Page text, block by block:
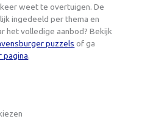
weet te overtuigen. De
ingedeeld per thema en
het volledige aanbod? Bekijk
puzzels of ga
pagina.